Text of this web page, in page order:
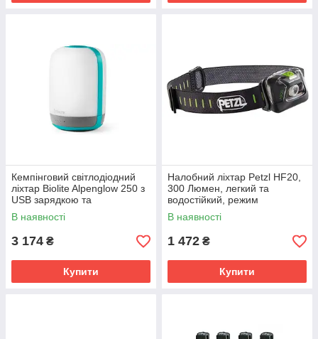
Кемпінговий світлодіодний
ліхтар Biolite Alpenglow 250 з
USB зарядкою та
павербанком
В наявності
3 174 ₴
Купити
Налобний ліхтар Petzl HF20,
300 Люмен, легкий та
водостійкий, режим
червоного світла.
В наявності
1 472 ₴
Купити